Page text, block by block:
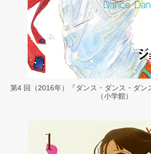
第4 回（2016年）『ダンス・ダンス・ダン
（小学館）